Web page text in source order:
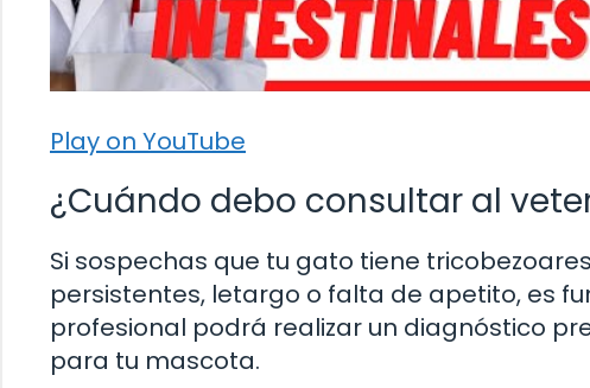
Play on YouTube
¿Cuándo debo consultar al
Si sospechas que tu gato tiene
persistentes, letargo o falta de apetito, es
profesional podrá realizar un diagnóstico
para tu mascota.